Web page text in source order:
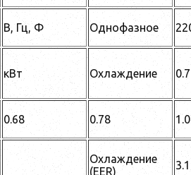
В, Гц, Ф Однофазное
кВт Охлаждение 0.7
0.68 0.78
Охлаждение
(EER)